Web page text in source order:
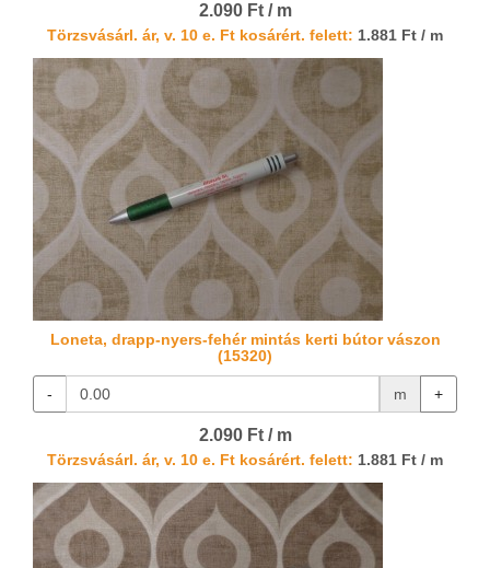
2.090 Ft / m
Törzsvásárl. ár, v. 10 e. Ft kosárért. felett: 1.881 Ft / m
Loneta, drapp-nyers-fehér mintás kerti bútor vászon
(15320)
- m +
2.090 Ft / m
Törzsvásárl. ár, v. 10 e. Ft kosárért. felett: 1.881 Ft / m